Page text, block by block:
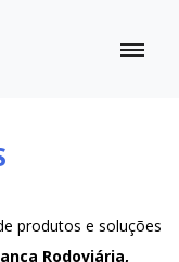
produtos e soluções
Rodoviária,